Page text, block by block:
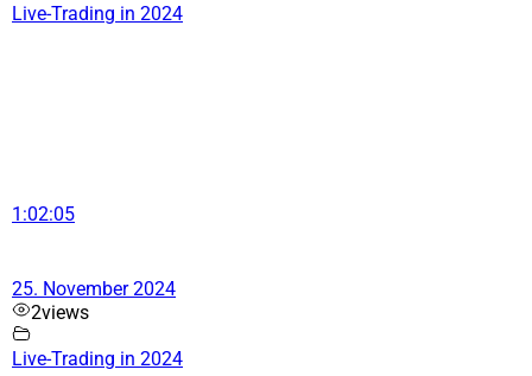
Live-Trading in 2024
1:02:05
25. November 2024
2views
Live-Trading in 2024